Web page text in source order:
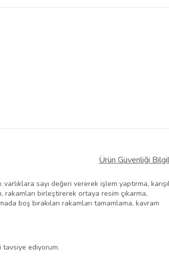
Görüntüle
Ürün Güvenliği
sayı değeri vererek işlem yaptırma,
rakamları birleştirerek ortaya resim çıkarma,
boş bırakılan rakamları tamamlama, kavram
ediyorum.